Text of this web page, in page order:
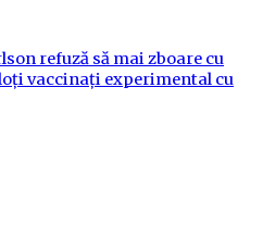
refuză să mai zboare cu
vaccinați experimental cu